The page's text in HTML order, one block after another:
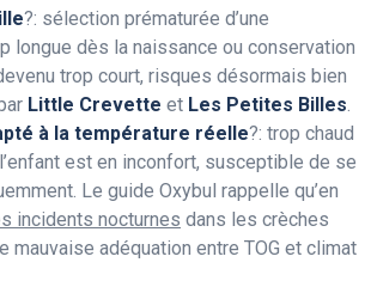
?: sélection prématurée d’une
longue dès la naissance ou conservation
trop court, risques désormais bien
Little Crevette et Les Petites Billes.
à la température réelle?: trop chaud
est en inconfort, susceptible de se
Le guide Oxybul rappelle qu’en
incidents nocturnes dans les crèches
mauvaise adéquation entre TOG et climat